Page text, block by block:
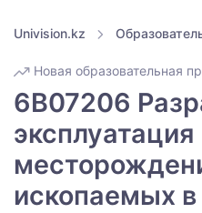
Univision.kz
Новая образовательная
6B07206
эксплуатация
ископаемых